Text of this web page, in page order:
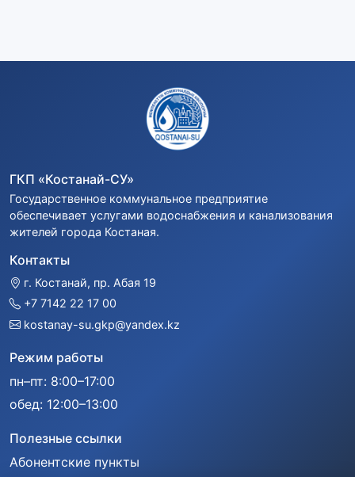
ГКП «Костанай-СУ»
Государственное коммунальное предприятие
обеспечивает услугами водоснабжения и канализования
жителей города Костаная.
Контакты
г. Костанай, пр. Абая 19
+7 7142 22 17 00
kostanay-su.gkp@yandex.kz
Режим работы
пн–пт: 8:00–17:00
обед: 12:00–13:00
Полезные ссылки
Абонентские пункты